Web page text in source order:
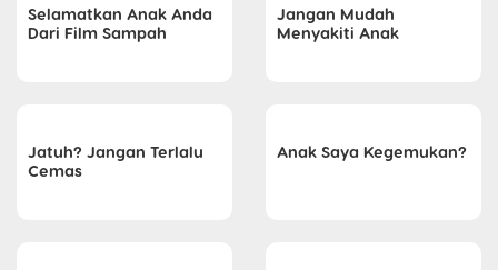
Selamatkan Anak Anda
Dari Film Sampah
Jangan Mudah
Menyakiti Anak
Jatuh? Jangan Terlalu
Cemas
Anak Saya Kegemukan?